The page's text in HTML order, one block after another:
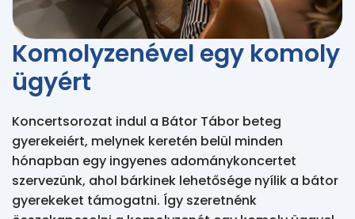
Komolyzenével egy komoly
ügyért
Koncertsorozat indul a Bátor Tábor beteg
gyerekeiért, melynek keretén belül minden
hónapban egy ingyenes adománykoncertet
szervezünk, ahol bárkinek lehetősége nyílik a bátor
gyerekeket támogatni. Így szeretnénk